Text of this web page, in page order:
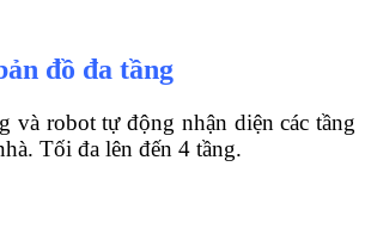
đồ đa tầng
và robot tự động nhận diện các tầng
Tối đa lên đến 4 tầng.